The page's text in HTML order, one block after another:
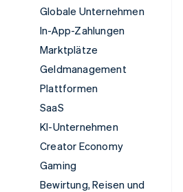
Globale Unternehmen
In-App-Zahlungen
Marktplätze
Geldmanagement
Plattformen
SaaS
KI-Unternehmen
Creator Economy
Gaming
Bewirtung, Reisen und